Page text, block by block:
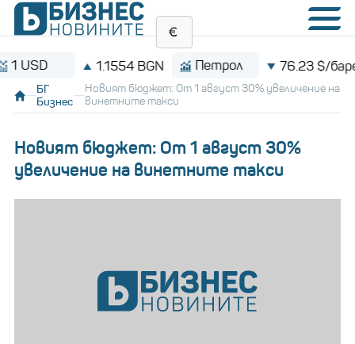
1.1554 BGN Петрол 76.23 $/барел
БГ
Бизнес
Новият бюджет: От 1 август 30% увеличение на
винетните такси
Новият бюджет: От 1 август 30%
увеличение на винетните такси